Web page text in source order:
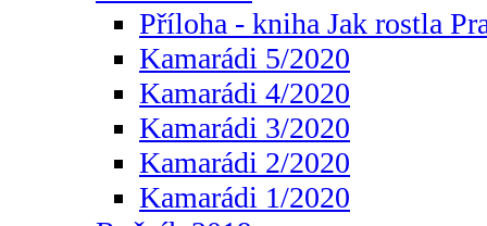
Příloha - kniha Jak rostla
Kamarádi 5/2020
Kamarádi 4/2020
Kamarádi 3/2020
Kamarádi 2/2020
Kamarádi 1/2020